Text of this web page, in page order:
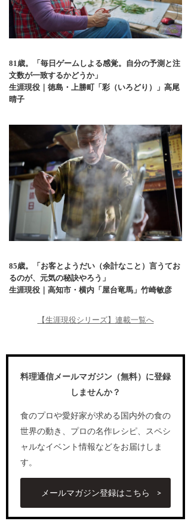
81歳。「毎日ゲームしよる感覚。自分の予測と注
文数が一致するかどうか」
生涯現役｜徳島・上勝町「彩（いろどり）」高尾
晴子
85歳。「お客とようだい（余計なこと）言うてお
るのが、元気の秘訣やろう」
生涯現役｜高知市・横内「屋台竜馬」竹崎敏彦
【生涯現役シリーズ】連載一覧へ
料理通信メールマガジン（無料）に登録
しませんか？
食のプロや愛好家が求める国内外の食の
世界の動き、プロの名作レシピ、スペシ
ャルなイベント情報などをお届けしま
す。
メールマガジン登録はこちら